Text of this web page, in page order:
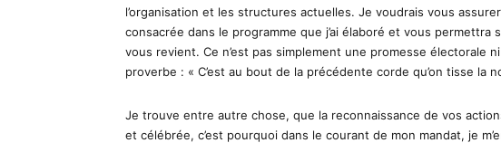
l’organisation et les structures actuelles. Je voudrais vous
consacrée dans le programme que j’ai élaboré et vous
vous revient. Ce n’est pas simplement une promesse électorale
proverbe : « C’est au bout de la précédente corde qu’on tisse la
Je trouve entre autre chose, que la reconnaissance de vos
et célébrée, c’est pourquoi dans le courant de mon mandat, je